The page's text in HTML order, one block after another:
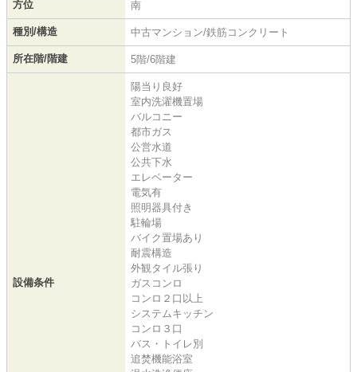
方位 南
種別/構造 中古マンション/鉄筋コンクリート
所在階/階建 5階/6階建
設備条件
陽当り良好
室内洗濯機置場
バルコニー
都市ガス
公営水道
公共下水
エレベーター
電気有
照明器具付き
駐輪場
バイク置場あり
耐震構造
外観タイル張り
ガスコンロ
コンロ２口以上
システムキッチン
コンロ３口
バス・トイレ別
追焚機能浴室